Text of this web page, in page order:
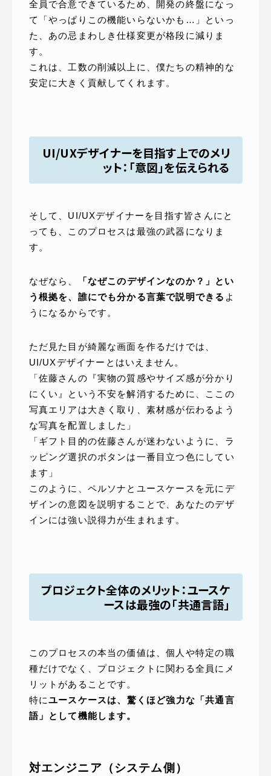
全員で合意できているため、開発の終盤になっ
て「やっぱりこの機能いらないかも…」といっ
た、あの忌まわしき仕様変更が格段に減りま
す。
これは、工数の削減以上に、僕たちの精神的な
安定に大きく貢献してくれます。
UI/UXデザイナーを目指す上でのメリ
ット：「意図」を伝えられる
そして、UI/UXデザイナーを目指す皆さんにと
っても、このプロセスは最強の武器になりま
す。
なぜなら、
「なぜこのデザインなのか？」とい
う根拠を、誰にでも分かる言葉で説明できる よ
うになるからです。
ただ見た目が綺麗な画面を作るだけでは、
UI/UXデザイナーとはいえません。
「佐藤さんの『実物の質感やサイズ感が分かり
にくい』という不安を解消するために、ここの
写真エリアは大きく取り、素材感が伝わるよう
な写真を配置しました」
「ギフト目的の佐藤さんが迷わないように、ラ
ッピング選択のボタンは一番目立つ色にしてい
ます」
このように、ペルソナとユースケースを元にデ
ザインの意図を説明することで、あなたのデザ
インには強い説得力が生まれます。
プロジェクト全体のメリット：ユースケ
ースは最強の「共通言語」
このプロセスの本当の価値は、個人や特定の職
種だけでなく、プロジェクトに関わる全員にメ
リットがあることです。
特にユースケースは、驚くほど強力な「共通言
語」として機能します。
対エンジニア（システム側）